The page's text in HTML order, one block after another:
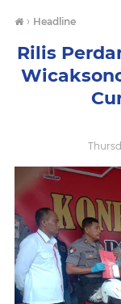
› Headline
Rilis